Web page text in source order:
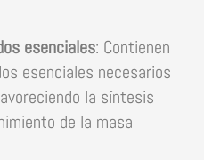
esenciales: Contienen
esenciales necesarios
la síntesis
de la masa